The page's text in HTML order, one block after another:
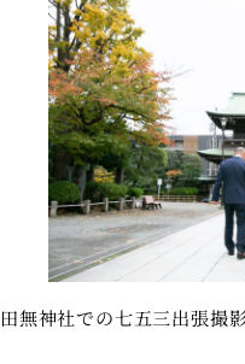
田無神社での七五三出張撮